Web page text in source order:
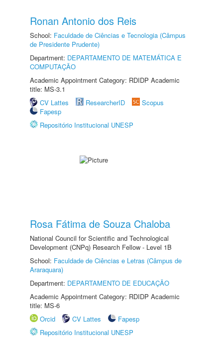
Ronan Antonio dos Reis
School: Faculdade de Ciências e Tecnologia (Câmpus
de Presidente Prudente)
Department: DEPARTAMENTO DE MATEMÁTICA E
COMPUTAÇÃO
Academic Appointment Category: RDIDP Academic
title: MS-3.1
CV Lattes
ResearcherID
Scopus
Fapesp
Repositório Institucional UNESP
Rosa Fátima de Souza Chaloba
National Council for Scientific and Technological
Development (CNPq) Research Fellow - Level 1B
School: Faculdade de Ciências e Letras (Câmpus de
Araraquara)
Department: DEPARTAMENTO DE EDUCAÇÃO
Academic Appointment Category: RDIDP Academic
title: MS-6
Orcid
CV Lattes
Fapesp
Repositório Institucional UNESP